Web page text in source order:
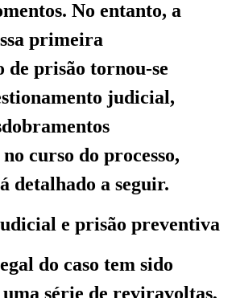
No entanto, a
primeira
de prisão tornou-se
judicial,
curso do processo,
detalhado a seguir.
e prisão preventiva
do caso tem sido
série de reviravoltas,